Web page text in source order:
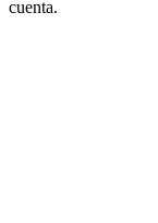
cuenta.